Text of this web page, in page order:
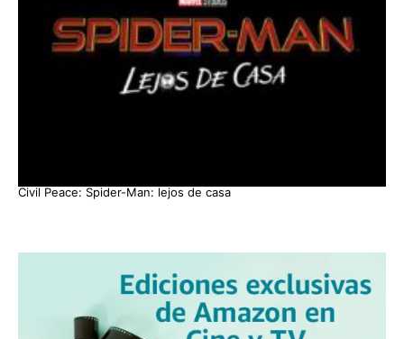
Civil Peace: Spider-Man: lejos de casa